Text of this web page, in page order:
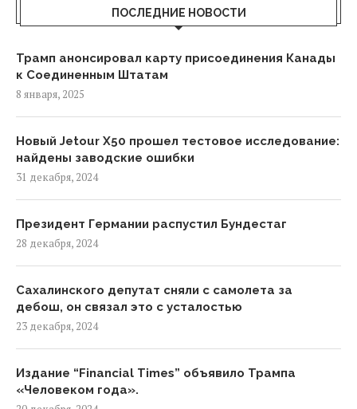
ПОСЛЕДНИЕ НОВОСТИ
Трамп анонсировал карту присоединения Канады
к Соединенным Штатам
8 января, 2025
Новый Jetour X50 прошел тестовое исследование:
найдены заводские ошибки
31 декабря, 2024
Президент Германии распустил Бундестаг
28 декабря, 2024
Сахалинского депутат сняли с самолета за
дебош, он связал это с усталостью
23 декабря, 2024
Издание “Financial Times” объявило Трампа
«Человеком года».